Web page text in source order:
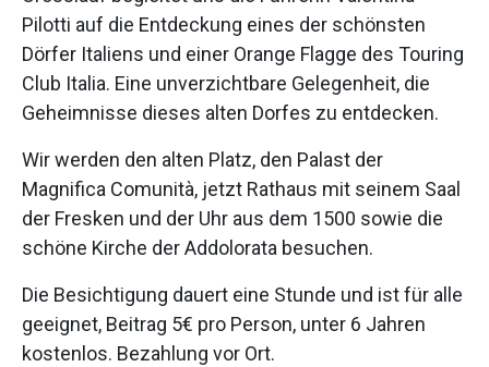
Pilotti auf die Entdeckung eines der schönsten
Dörfer Italiens und einer Orange Flagge des Touring
Club Italia. Eine unverzichtbare Gelegenheit, die
Geheimnisse dieses alten Dorfes zu entdecken.
Wir werden den alten Platz, den Palast der
Magnifica Comunità, jetzt Rathaus mit seinem Saal
der Fresken und der Uhr aus dem 1500 sowie die
schöne Kirche der Addolorata besuchen.
Die Besichtigung dauert eine Stunde und ist für alle
geeignet, Beitrag 5€ pro Person, unter 6 Jahren
kostenlos. Bezahlung vor Ort.